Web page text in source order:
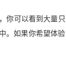
你可以看到大量只
。如果你希望体验